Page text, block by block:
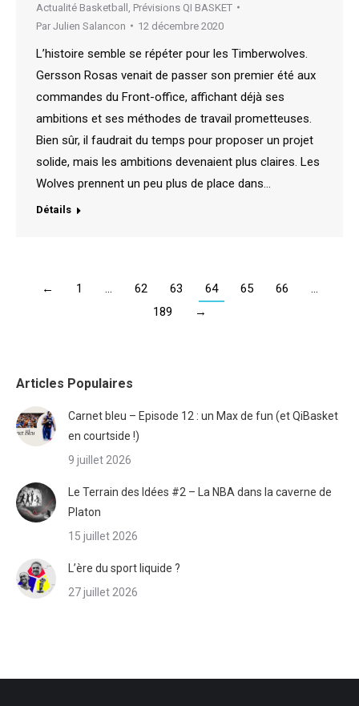
Actualité Basketball Prévisions QI BASKET
Par Julien Salancon 12 décembre 2020
L’histoire semble se répéter pour les Timberwolves.
Gersson Rosas venait de passer son premier été aux
commandes du Front-office, affichant déjà ses
ambitions et ses méthodes de travail prometteuses.
Bien sûr, il faudrait du temps pour proposer un projet
solide, mais les ambitions devenaient plus claires. Les
Wolves prennent un peu plus de place dans…
Détails
← 1 62 63 64 65 66
189
→
Articles Populaires
Carnet bleu – Episode 12 : un Max de fun (et QiBasket
en courtside !)
9 juillet 2026
Le Terrain des Idées #2 – La NBA dans la caverne de
Platon
15 juillet 2026
L’ère du sport liquide ?
27 juillet 2026